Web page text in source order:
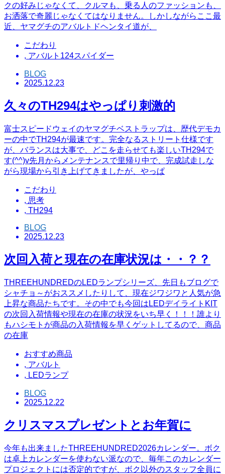
クの好みじゃなくて、クルマも、乗る人のファッションも、
お洒落で奇麗じゃなくてはなりません。しかしながらここ最
近、ヤマグチのアバルトドヘンタイ道が、
こだわり
, アバルト124スパイダー
BLOG
2025.12.23
久々のTH294はやっぱり刺激的
富士スピードウェイのヤマグチベストラップは、歴代デモカ
ーの中でTH294が最速です。完全なるストリート仕様です
が、バランスは大事で、どこを走らせても楽しいTH294で
す(^^)v先月からメンテナンスで里帰り中で、完成試走しな
がら現場から引き上げてきましたが、やっぱ
こだわり
, 思考
, TH294
BLOG
2025.12.23
次回入荷と現在の在庫状況は・・？？
THREEHUNDREDのLEDランプシリーズ、先日もブログで
シャチョ～がおススメしたりして、現在ジワジワと人気が急
上昇な商品たちです。その中でも今回はLEDデイライトKIT
の次回入荷情報や現在の在庫の状況をいち早く！！！誰より
もハシモトが商品の入荷情報を早くゲットしてるので、商品
の在庫
おすすめ商品
, アバルト
, LEDランプ
BLOG
2025.12.22
クリスマスプレゼントとお年賀に
今年も出来ましたTHREEHUNDRED2026カレンダー。ボク
は卓上カレンダーを使わない派なので、毎年このカレンダー
プロジェクトには否定的ですが、ボク以外のスタッフ全員に